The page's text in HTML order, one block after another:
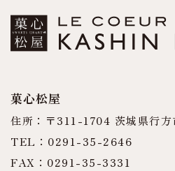
菓心松屋
住所：〒311-1704 茨城県行
TEL：0291-35-2646
FAX：0291-35-3331